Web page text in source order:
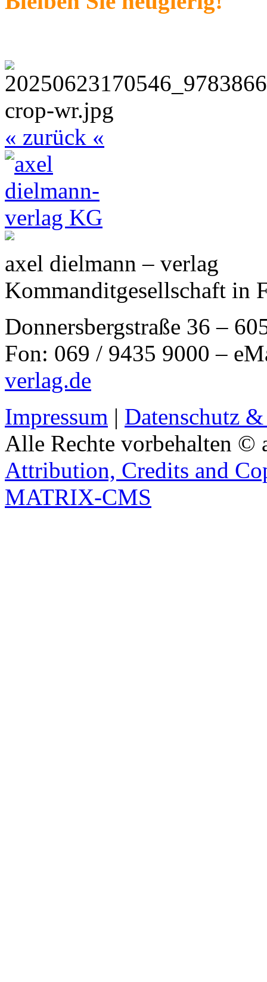
« zurück «
axel dielmann – verlag
Kommanditgesellschaft in
Donnersbergstraße 36 –
Fon: 069 / 9435 9000 –
verlag.de
Impressum | Datenschutz
Alle Rechte vorbehalten ©
Attribution, Credits and
MATRIX-CMS